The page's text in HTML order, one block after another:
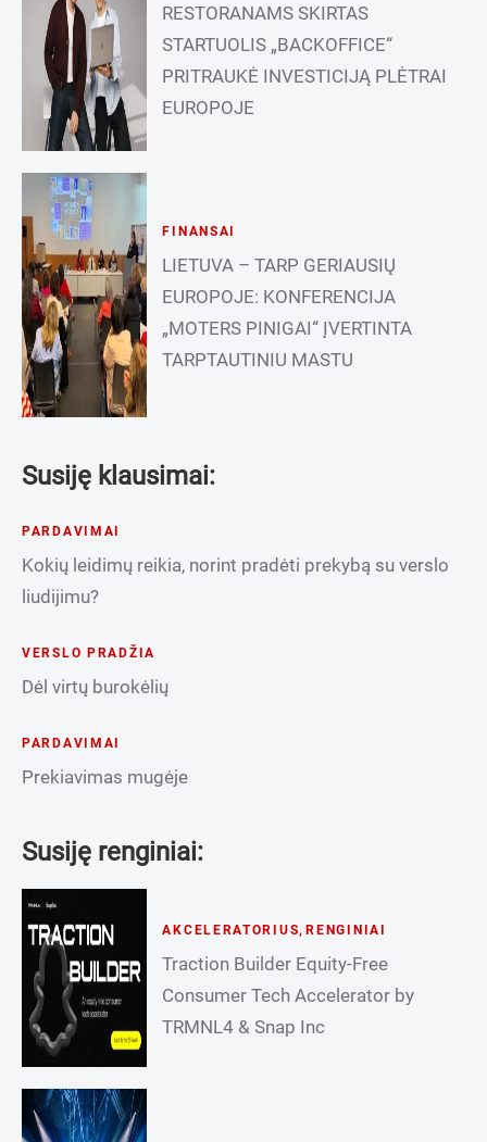
RESTORANAMS SKIRTAS
STARTUOLIS „BACKOFFICE“
PRITRAUKĖ INVESTICIJĄ PLĖTRAI
EUROPOJE
FINANSAI
LIETUVA – TARP GERIAUSIŲ
EUROPOJE: KONFERENCIJA
„MOTERS PINIGAI“ ĮVERTINTA
TARPTAUTINIU MASTU
Susiję klausimai:
PARDAVIMAI
Kokių leidimų reikia, norint pradėti prekybą su verslo
liudijimu?
VERSLO PRADŽIA
Dėl virtų burokėlių
PARDAVIMAI
Prekiavimas mugėje
Susiję renginiai:
AKCELERATORIUS, RENGINIAI
Traction Builder Equity-Free
Consumer Tech Accelerator by
TRMNL4 & Snap Inc